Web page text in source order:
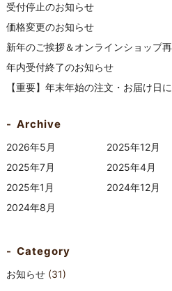
受付停止のお知らせ
価格変更のお知らせ
新年のご挨拶＆オンラインショップ
年内受付終了のお知らせ
【重要】年末年始の注文・お届け日
Archive
2026年5月 2025年12月
2025年7月
2025年4月
2025年1月
2024年12月
2024年8月
Category
お知らせ(31)